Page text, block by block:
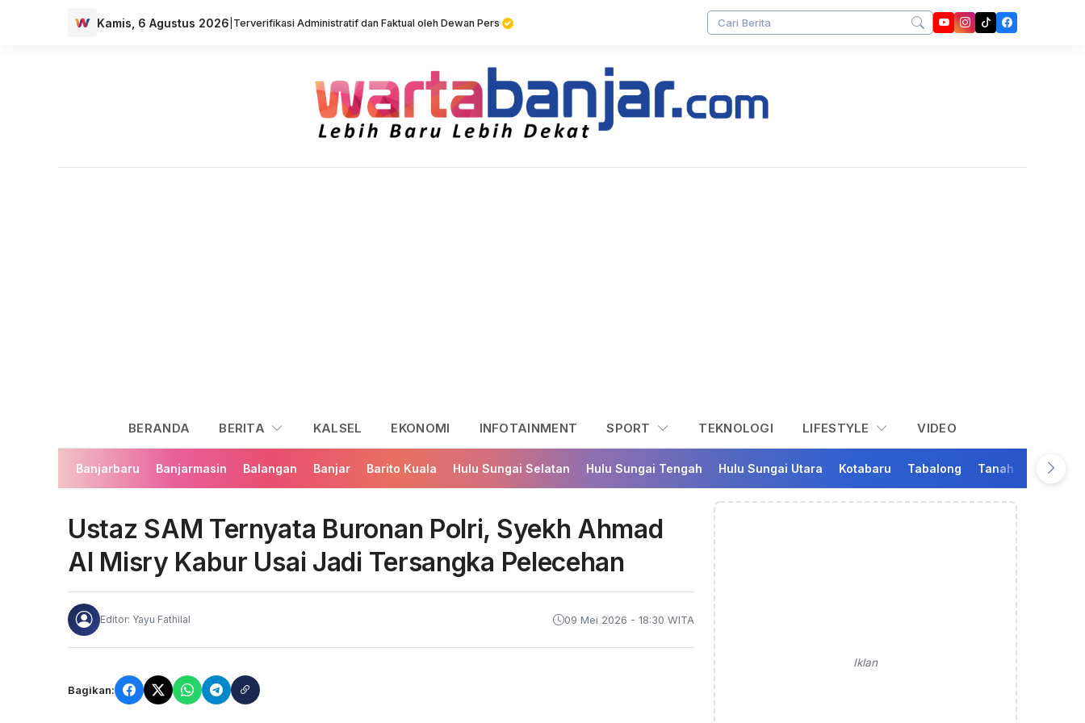
Kamis, 6 Agustus 2026 Terverifikasi Administratif dan Faktual oleh Dewan Pers
BERANDA BERITA KALSEL EKONOMI INFOTAINMENT SPORT TEKNOLOGI LIFESTYLE VIDEO
Banjarbaru Banjarmasin Balangan Banjar Barito Kuala Hulu Sungai Selatan Hulu Sungai Tengah Hulu Sungai Utara Kotabaru Tabalong Tanah Bumbu
Ustaz SAM Ternyata Buronan Polri, Syekh Ahmad
Al Misry Kabur Usai Jadi Tersangka Pelecehan
Editor: Yayu Fathilal 09 Mei 2026 - 18:30 WITA
Bagikan:
Iklan